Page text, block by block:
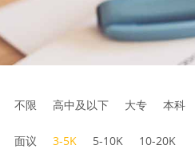
不限 高中及以下 大专 本科
面议 3-5K 5-10K 10-20K